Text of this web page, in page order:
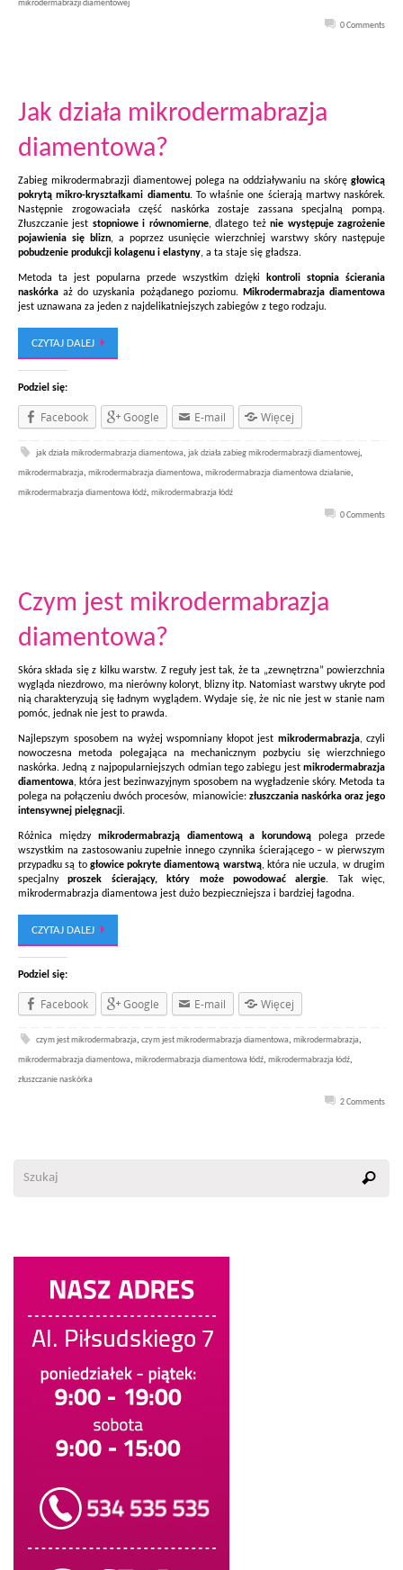
mikrodermabrazji diamentowej
0 Comments
Jak działa mikrodermabrazja
diamentowa?
Zabieg mikrodermabrazji diamentowej polega na oddziaływaniu na skórę głowicą
pokrytą mikro-kryształkami diamentu. To właśnie one ścierają martwy naskórek.
Następnie zrogowaciała część naskórka zostaje zassana specjalną pompą.
Złuszczanie jest stopniowe i równomierne, dlatego teżnie występuje zagrożenie
pojawienia się blizn, a poprzez usunięcie wierzchniej warstwy skóry następuje
pobudzenie produkcji kolagenu i elastyny, a ta staje się gładsza.
Metoda ta jest popularna przede wszystkim dzięki
kontroli stopnia ścierania
naskórka aż do uzyskania pożądanego poziomu. Mikrodermabrazja diamentowa
jest uznawana za jeden z najdelikatniejszych zabiegów z tego rodzaju.
CZYTAJ DALEJ
Podziel się:
Facebook Google E-mail Więcej
jak działa mikrodermabrazja diamentowa,jak działa zabieg mikrodermabrazji diamentowej,
mikrodermabrazja, mikrodermabrazja diamentowa, mikrodermabrazja diamentowa działanie,
mikrodermabrazja diamentowa łódź, mikrodermabrazja łódź
0 Comments
Czym jest mikrodermabrazja
diamentowa?
Skóra składa się z kilku warstw. Z reguły jest tak, że ta „zewnętrzna” powierzchnia
wygląda niezdrowo, ma nierówny koloryt, blizny itp. Natomiast warstwy ukryte pod
nią charakteryzują się ładnym wyglądem. Wydaje się, że nic nie jest w stanie nam
pomóc, jednak nie jest to prawda.
Najlepszym sposobem na wyżej wspomniany kłopot jest mikrodermabrazja, czyli
nowoczesna metoda polegająca na mechanicznym pozbyciu się wierzchniego
naskórka. Jedną z najpopularniejszych odmian tego zabiegu jest mikrodermabrazja
diamentowa, która jest bezinwazyjnym sposobem na wygładzenie skóry. Metoda ta
polega na połączeniu dwóch procesów, mianowicie: złuszczania naskórka oraz jego
intensywnej pielęgnacji.
Różnica między mikrodermabrazją diamentową a korundową polega przede
wszystkim na zastosowaniu zupełnie innego czynnika ścierającego – w pierwszym
przypadku są to głowice pokryte diamentową warstwą, która nie uczula, w drugim
specjalnyproszek ścierający, który może powodować alergie. Tak więc,
mikrodermabrazja diamentowa jest dużo bezpieczniejsza i bardziej łagodna.
CZYTAJ DALEJ
Podziel się:
Facebook Google E-mail Więcej
czym jest mikrodermabrazja,czym jest mikrodermabrazja diamentowa,mikrodermabrazja,
mikrodermabrazja diamentowa, mikrodermabrazja diamentowa łódź, mikrodermabrazja łódź,
złuszczanie naskórka
2 Comments